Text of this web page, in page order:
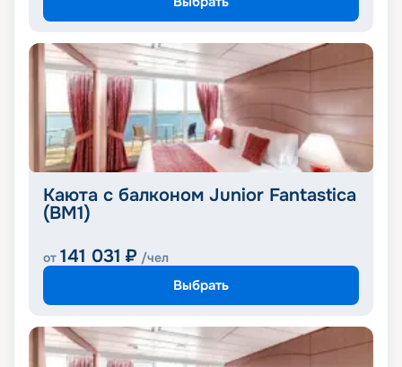
Каюта с балконом Junior Fantastica
(BM1)
от 141 031 ₽ /чел
Выбрать